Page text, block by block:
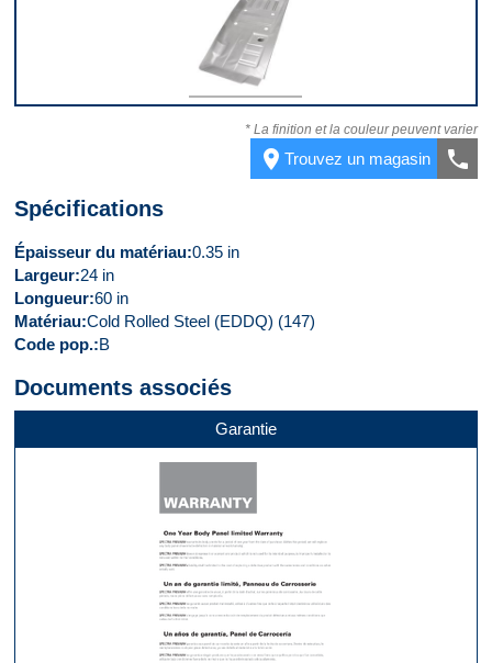
Devant
* La finition et la couleur peuvent varier
place Trouvez un magasin call
Spécifications
Épaisseur du matériau 0.35 in
Largeur 24 in
Longueur 60 in
Matériau Cold Rolled Steel (EDDQ) (147)
Code pop. B
Documents associés
Garantie